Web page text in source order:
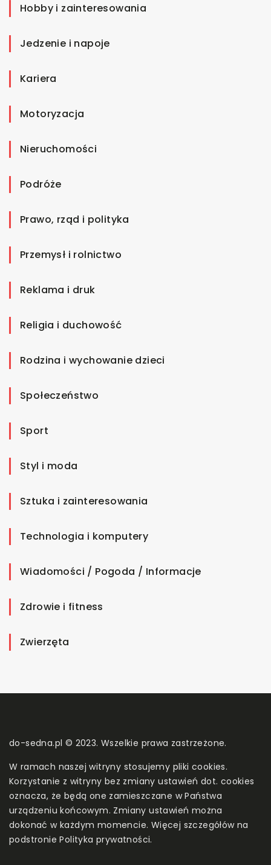
Hobby i zainteresowania
Jedzenie i napoje
Kariera
Motoryzacja
Nieruchomości
Podróże
Prawo, rząd i polityka
Przemysł i rolnictwo
Reklama i druk
Religia i duchowość
Rodzina i wychowanie dzieci
Społeczeństwo
Sport
Styl i moda
Sztuka i zainteresowania
Technologia i komputery
Wiadomości / Pogoda / Informacje
Zdrowie i fitness
Zwierzęta
do-sedna.pl © 2023. Wszelkie prawa zastrzeżone.
W ramach naszej witryny stosujemy pliki cookies.
Korzystanie z witryny bez zmiany ustawień dot. cookies
oznacza, że będą one zamieszczane w Państwa
urządzeniu końcowym. Zmiany ustawień można
dokonać w każdym momencie. Więcej szczegółów na
podstroniePolityka prywatności.